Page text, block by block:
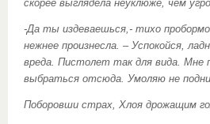
скорее выглядела неуклюже, чем
-Да ты издеваешься,- тихо
нежнее произнесла. – Успокойся,
вреда. Пистолет так для вида. Мне
выбраться отсюда. Умоляю не
Поборовши страх, Хлоя дрожащим